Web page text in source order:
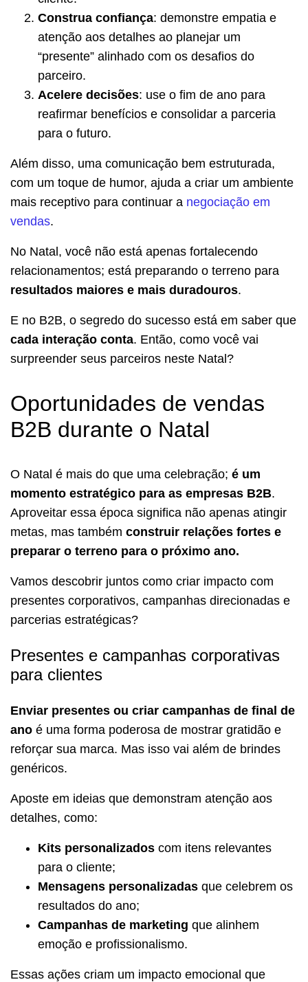
Construa confiança: demonstre empatia e
atenção aos detalhes ao planejar um
“presente” alinhado com os desafios do
parceiro.
Acelere decisões: use o fim de ano para
reafirmar benefícios e consolidar a parceria
para o futuro.
Além disso, uma comunicação bem estruturada,
com um toque de humor, ajuda a criar um ambiente
mais receptivo para continuar a negociação em
vendas.
No Natal, você não está apenas fortalecendo
relacionamentos; está preparando o terreno para
resultados maiores e mais duradouros.
E no B2B, o segredo do sucesso está em saber que
cada interação conta. Então, como você vai
surpreender seus parceiros neste Natal?
Oportunidades de vendas
B2B durante o Natal
O Natal é mais do que uma celebração; é um
momento estratégico para as empresas B2B.
Aproveitar essa época significa não apenas atingir
metas, mas também construir relações fortes e
preparar o terreno para o próximo ano.
Vamos descobrir juntos como criar impacto com
presentes corporativos, campanhas direcionadas e
parcerias estratégicas?
Presentes e campanhas corporativas
para clientes
Enviar presentes ou criar campanhas de final de
ano é uma forma poderosa de mostrar gratidão e
reforçar sua marca. Mas isso vai além de brindes
genéricos.
Aposte em ideias que demonstram atenção aos
detalhes, como:
Kits personalizados com itens relevantes
para o cliente;
Mensagens personalizadas que celebrem os
resultados do ano;
Campanhas de marketing que alinhem
emoção e profissionalismo.
Essas ações criam um impacto emocional que